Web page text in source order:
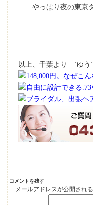
やっぱり夜の東京
以上、千葉より ‘ゆう
コメントを残す
メールアドレスが公開され